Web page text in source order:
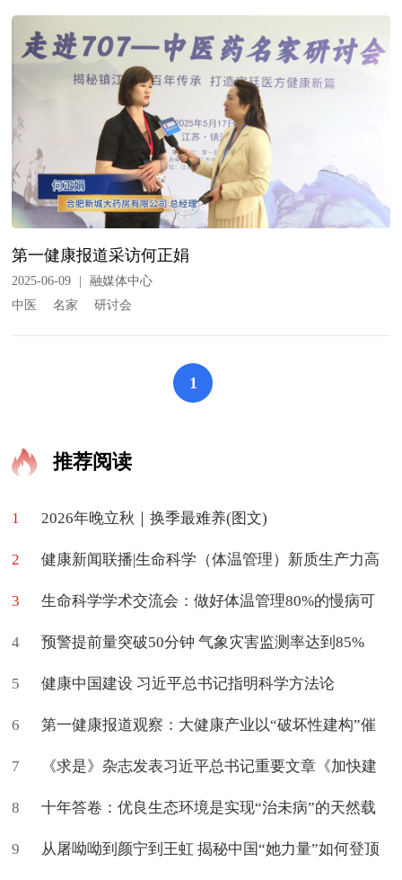
第一健康报道采访何正娟
2025-06-09
融媒体中心
中医
名家 研讨会
1
推荐阅读
1 2026年晚立秋｜换季最难养(图文)
2 健康新闻联播|生命科学（体温管理）新质生产力高
质量学术交流会在京举办
3 生命科学学术交流会：做好体温管理80%的慢病可
促进治愈
4 预警提前量突破50分钟 气象灾害监测率达到85%
5 健康中国建设 习近平总书记指明科学方法论
6 第一健康报道观察：大健康产业以“破坏性建构”催
生新命题
7 《求是》杂志发表习近平总书记重要文章《加快建
设健康中国》
8 十年答卷：优良生态环境是实现“治未病”的天然载
体
9 从屠呦呦到颜宁到王虹 揭秘中国“她力量”如何登顶